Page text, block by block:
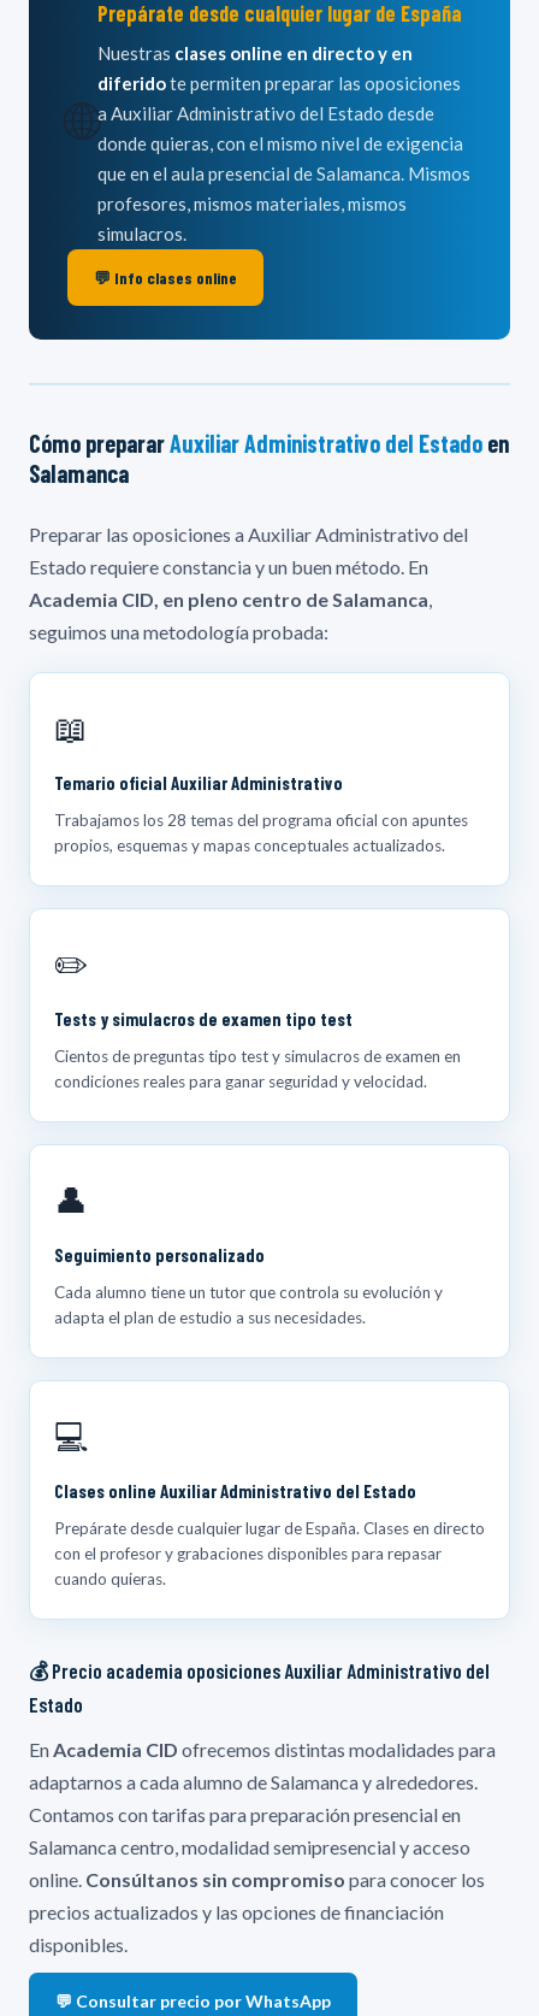
🌐
Prepárate desde cualquier lugar de España
Nuestras clases online en directo y en
diferidote permiten preparar las oposiciones
a Auxiliar Administrativo del Estado desde
donde quieras, con el mismo nivel de exigencia
que en el aula presencial de Salamanca. Mismos
profesores, mismos materiales, mismos
simulacros.
💬 Info clases online
Cómo prepararAuxiliar Administrativo del Estado en
Salamanca
Preparar las oposiciones a Auxiliar Administrativo del
Estado requiere constancia y un buen método. En
Academia CID, en pleno centro de Salamanca
seguimos una metodología probada:
📖
Temario oficial Auxiliar Administrativo
Trabajamos los 28 temas del programa oficial con apuntes
propios, esquemas y mapas conceptuales actualizados.
✏️
Tests y simulacros de examen tipo test
Cientos de preguntas tipo test y simulacros de examen en
condiciones reales para ganar seguridad y velocidad.
👤
Seguimiento personalizado
Cada alumno tiene un tutor que controla su evolución y
adapta el plan de estudio a sus necesidades.
💻
Clases online Auxiliar Administrativo del Estado
Prepárate desde cualquier lugar de España. Clases en directo
con el profesor y grabaciones disponibles para repasar
cuando quieras.
💰 Precio academia oposiciones Auxiliar Administrativo del
Estado
En Academia CID ofrecemos distintas modalidades para
adaptarnos a cada alumno de Salamanca y alrededores.
Contamos con tarifas para preparación presencial en
Salamanca centro, modalidad semipresencial y acceso
online. Consúltanos sin compromiso para conocer los
precios actualizados y las opciones de financiación
disponibles.
💬 Consultar precio por WhatsApp